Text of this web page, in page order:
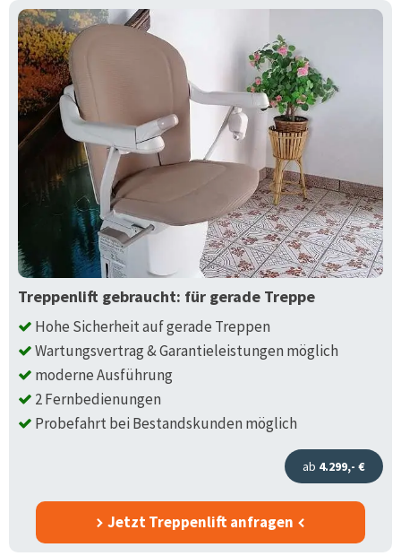
Treppenlift gebraucht: für gerade Treppe
Hohe Sicherheit auf gerade Treppen
Wartungsvertrag & Garantieleistungen möglich
moderne Ausführung
2 Fernbedienungen
Probefahrt bei Bestandskunden möglich
ab 4.299,- €
Jetzt Treppenlift anfragen